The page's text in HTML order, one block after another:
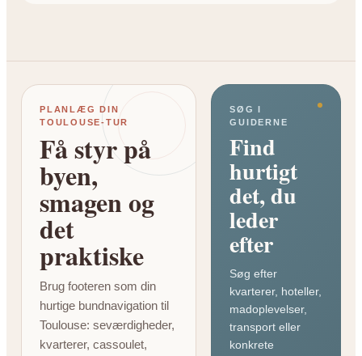
PLANLÆG DIN
TOULOUSE-TUR
Få styr på
byen,
smagen og
det
praktiske
Brug footeren som din
hurtige bundnavigation til
Toulouse: seværdigheder,
kvarterer, cassoulet,
SØG I
GUIDERNE
Find
hurtigt
det, du
leder
efter
Søg efter
kvarterer, hoteller,
madoplevelser,
transport eller
konkrete